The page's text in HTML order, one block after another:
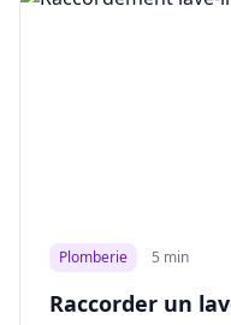
Plomberie 5 min
Raccorder un